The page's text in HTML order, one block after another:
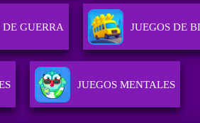
DE GUERRA JUEGOS DE
JUEGOS MENTALES